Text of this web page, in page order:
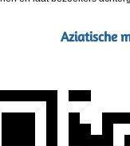
Aziatische